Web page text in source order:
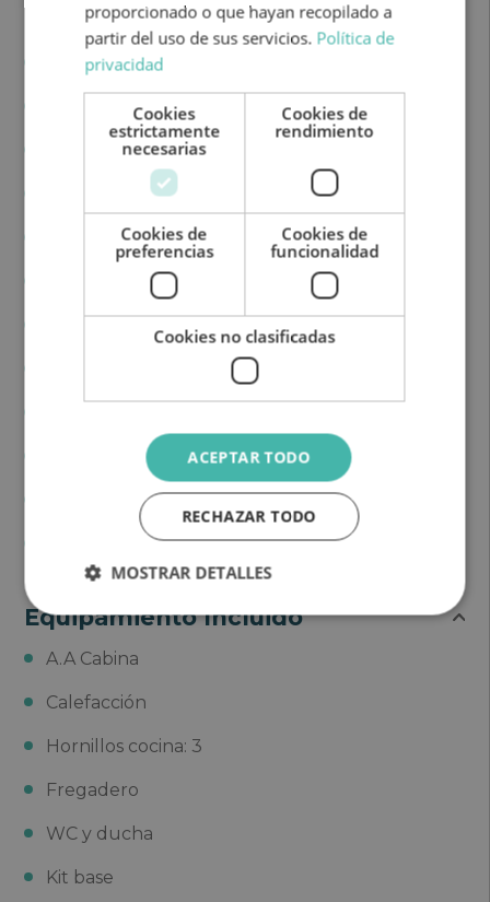
Datos técnicos
Marca: Rimor
Mecánica: Ford
Combustible: Diesel
Cambio: Manual
Ancho: 2.34 m
Largo: 7.28 m
Aguas Limpias: 20+65 L
Aguas residuales: 73 L
Equipamiento Incluido
A.A Cabina
Calefacción
Hornillos cocina: 3
Fregadero
WC y ducha
Kit base
proporcionado o que hayan recopilado a
partir del uso de sus servicios. Política de
privacidad
Cookies
estrictamente
necesarias
Cookies de
rendimiento
Cookies de
preferencias
Cookies de
funcionalidad
Cookies no clasificadas
ACEPTAR TODO
RECHAZAR TODO
MOSTRAR DETALLES